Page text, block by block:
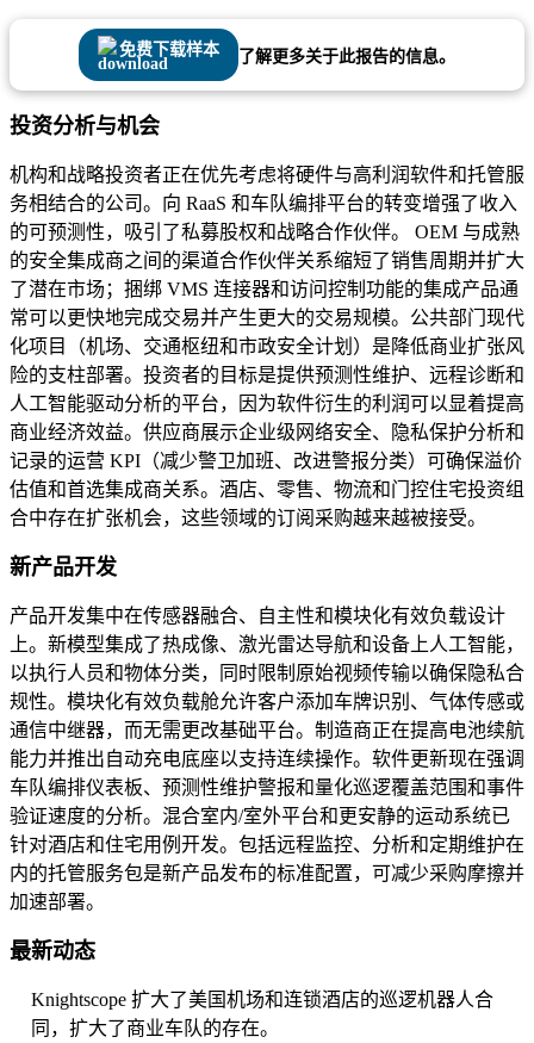
免费下载样本 了解更多关于此报告的信息。
投资分析与机会
机构和战略投资者正在优先考虑将硬件与高利润软件和托管服
务相结合的公司。向 RaaS 和车队编排平台的转变增强了收入
的可预测性，吸引了私募股权和战略合作伙伴。 OEM 与成熟
的安全集成商之间的渠道合作伙伴关系缩短了销售周期并扩大
了潜在市场；捆绑 VMS 连接器和访问控制功能的集成产品通
常可以更快地完成交易并产生更大的交易规模。公共部门现代
化项目（机场、交通枢纽和市政安全计划）是降低商业扩张风
险的支柱部署。投资者的目标是提供预测性维护、远程诊断和
人工智能驱动分析的平台，因为软件衍生的利润可以显着提高
商业经济效益。供应商展示企业级网络安全、隐私保护分析和
记录的运营 KPI（减少警卫加班、改进警报分类）可确保溢价
估值和首选集成商关系。酒店、零售、物流和门控住宅投资组
合中存在扩张机会，这些领域的订阅采购越来越被接受。
新产品开发
产品开发集中在传感器融合、自主性和模块化有效负载设计
上。新模型集成了热成像、激光雷达导航和设备上人工智能，
以执行人员和物体分类，同时限制原始视频传输以确保隐私合
规性。模块化有效负载舱允许客户添加车牌识别、气体传感或
通信中继器，而无需更改基础平台。制造商正在提高电池续航
能力并推出自动充电底座以支持连续操作。软件更新现在强调
车队编排仪表板、预测性维护警报和量化巡逻覆盖范围和事件
验证速度的分析。混合室内/室外平台和更安静的运动系统已
针对酒店和住宅用例开发。包括远程监控、分析和定期维护在
内的托管服务包是新产品发布的标准配置，可减少采购摩擦并
加速部署。
最新动态
Knightscope 扩大了美国机场和连锁酒店的巡逻机器人合
同，扩大了商业车队的存在。